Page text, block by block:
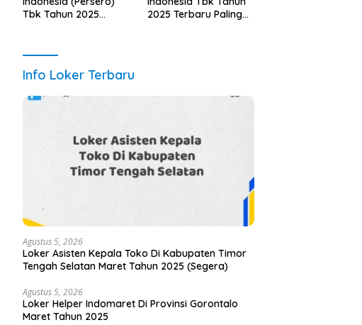
Tbk Tahun 2025
2025 Terbaru Paling
Info Loker Terbaru
Agustus 5, 2026
Loker Asisten Kepala Toko Di Kabupaten Timor
Tengah Selatan Maret Tahun 2025 (Segera)
Agustus 5, 2026
Loker Helper Indomaret Di Provinsi Gorontalo
Maret Tahun 2025